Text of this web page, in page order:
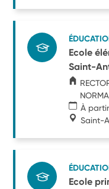
Ecole
Saint-
À
Saint-
Ecole